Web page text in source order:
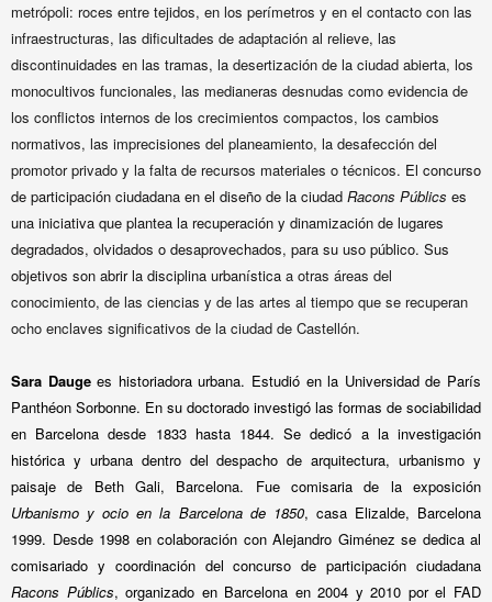
metrópoli: roces entre tejidos, en los perímetros y en el contacto con las
infraestructuras, las dificultades de adaptación al relieve, las
discontinuidades en las tramas, la desertización de la ciudad abierta, los
monocultivos funcionales, las medianeras desnudas como evidencia de
los conflictos internos de los crecimientos compactos, los cambios
normativos, las imprecisiones del planeamiento, la desafección del
promotor privado y la falta de recursos materiales o técnicos. El concurso
de participación ciudadana en el diseño de la ciudad Racons Públics es
una iniciativa que plantea la recuperación y dinamización de lugares
degradados, olvidados o desaprovechados, para su uso público. Sus
objetivos son abrir la disciplina urbanística a otras áreas del
conocimiento, de las ciencias y de las artes al tiempo que se recuperan
ocho enclaves significativos de la ciudad de Castellón.
Sara Daugees historiadora urbana. Estudió en la Universidad de París
Panthéon Sorbonne. En su doctorado investigó las formas de sociabilidad
en Barcelona desde 1833 hasta 1844. Se dedicó a la investigación
histórica y urbana dentro del despacho de arquitectura, urbanismo y
paisaje de Beth Gali, Barcelona. Fue comisaria de la exposición
Urbanismo y ocio en la Barcelona de 1850, casa Elizalde, Barcelona
1999. Desde 1998 en colaboración con Alejandro Giménez se dedica al
comisariado y coordinación del concurso de participación ciudadana
Racons Públics, organizado en Barcelona en 2004 y 2010 por el FAD